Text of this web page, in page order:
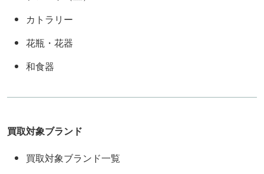
カトラリー
花瓶・花器
和食器
買取対象ブランド
買取対象ブランド一覧